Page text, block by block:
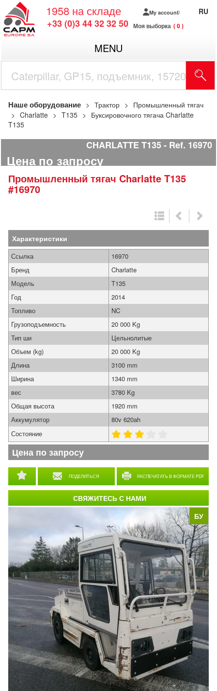
1958 на складе
+33 (0)3 44 32 32 50
My account
Моя выборка 0
RU
MENU
Наше оборудование Трактор
Промышленный тягач
Charlatte
T135
Буксировочного тягача Charlatte
T135
CHARLATTE T135 Ref. 16970
Цена по запросу
Промышленный тягач Charlatte T135
#16970
БУ
Характеристики
ПОДЕЛИТЬСЯ РАСПЕЧАТАТЬ В ФОРМАТЕ PDF
Ссылка
16970
Бренд
Charlatte
Модель
T135
Год
2014
Топливо
NC
Грузоподъемность
20 000 Kg
Тип ши
Цельнолитые
Объем (kg)
20 000 Kg
Длина
3100 mm
Ширина
1340 mm
вес
3780 Kg
Общая высота
1920 mm
Аккумулятор
80v 620ah
Состояние
Цена по запросу
СВЯЖИТЕСЬ С НАМИ